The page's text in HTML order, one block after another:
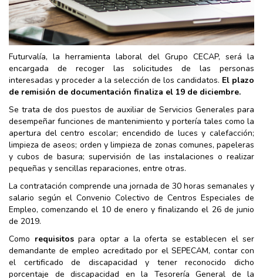
Futurvalía, la herramienta laboral del Grupo CECAP, será la
encargada de recoger las solicitudes de las personas
interesadas y proceder a la selección de los candidatos. El plazo
de remisión de documentación finaliza el 19 de diciembre.
Se trata de dos puestos de auxiliar de Servicios Generales para
desempeñar funciones de mantenimiento y portería tales como la
apertura del centro escolar; encendido de luces y calefacción;
limpieza de aseos; orden y limpieza de zonas comunes, papeleras
y cubos de basura; supervisión de las instalaciones o realizar
pequeñas y sencillas reparaciones, entre otras.
La contratación comprende una jornada de 30 horas semanales y
salario según el Convenio Colectivo de Centros Especiales de
Empleo, comenzando el 10 de enero y finalizando el 26 de junio
de 2019.
Como requisitospara optar a la oferta se establecen el ser
demandante de empleo acreditado por el SEPECAM, contar con
el certificado de discapacidad y tener reconocido dicho
porcentaje de discapacidad en la Tesorería General de la